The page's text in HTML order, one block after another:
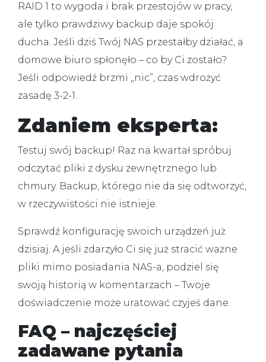
RAID 1 to wygoda i brak przestojów w pracy,
ale tylko prawdziwy backup daje spokój
ducha. Jeśli dziś Twój NAS przestałby działać, a
domowe biuro spłonęło – co by Ci zostało?
Jeśli odpowiedź brzmi „nic”, czas wdrożyć
zasadę 3-2-1.
Zdaniem eksperta:
Testuj swój backup! Raz na kwartał spróbuj
odczytać pliki z dysku zewnętrznego lub
chmury. Backup, którego nie da się odtworzyć,
w rzeczywistości nie istnieje.
Sprawdź konfigurację swoich urządzeń już
dzisiaj. A jeśli zdarzyło Ci się już stracić ważne
pliki mimo posiadania NAS-a, podziel się
swoją historią w komentarzach – Twoje
doświadczenie może uratować czyjeś dane.
FAQ – najczęściej
zadawane pytania